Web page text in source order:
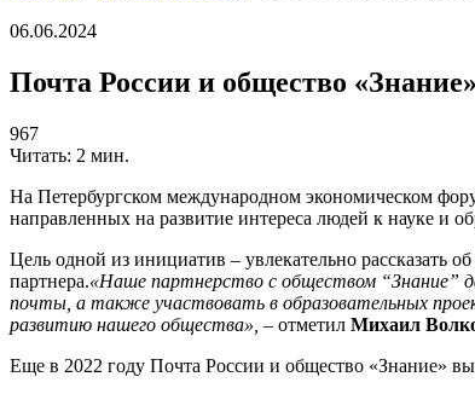
06.06.2024
Почта России и общество
967
Читать: 2 мин.
На Петербургском международном экономическом
направленных на развитие интереса людей к науке и
Цель одной из инициатив – увлекательно рассказать
партнера.«Наше партнерство с обществом “Знание”
почты, а также участвовать в образовательных
развитию нашего общества», – отметил Михаил
Еще в 2022 году Почта России и общество «Знание»